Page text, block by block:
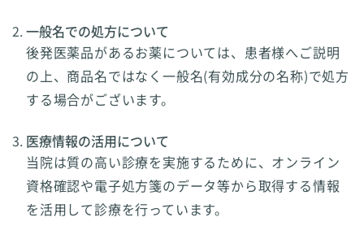
一般名での処方について
後発医薬品があるお薬については、患者様へご説明
の上、商品名ではなく一般名(有効成分の名称)で処方
する場合がございます。
医療情報の活用について
当院は質の高い診療を実施するために、オンライン
資格確認や電子処方箋のデータ等から取得する情報
を活用して診療を行っています。